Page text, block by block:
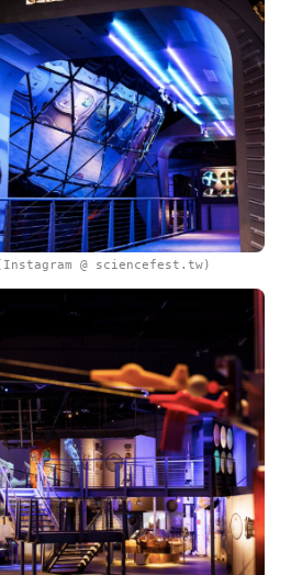
(Instagram @ sciencefest.tw)